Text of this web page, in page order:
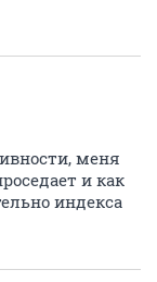
меня
и как
индекса